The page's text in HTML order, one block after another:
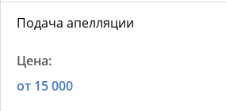
Подача апелляции
от 15 000